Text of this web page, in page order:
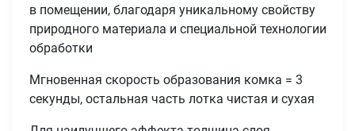
в помещении, благодаря уникальному свойству
природного материала и специальной технологии
обработки
Мгновенная скорость образования комка = 3
секунды, остальная часть лотка чистая и сухая